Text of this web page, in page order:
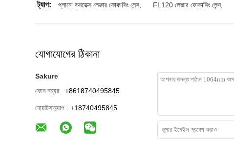
ট্যাগ:
প্লানো কনভেক্স লেজার ফোকাসিং লেন্স FL120 লেজার ফোকাসিং লেন্স
যোগাযোগের ঠিকানা
Sakure
ফোন নম্বর : +8618740495845
হোয়াটসঅ্যাপ : +18740495845